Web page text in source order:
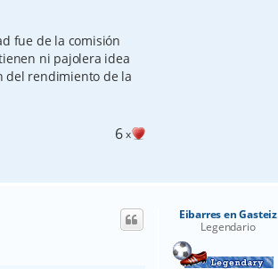
fue de la comisión
ni pajolera idea
del rendimiento de la
6x
Eibarres en Gasteiz
Legendario